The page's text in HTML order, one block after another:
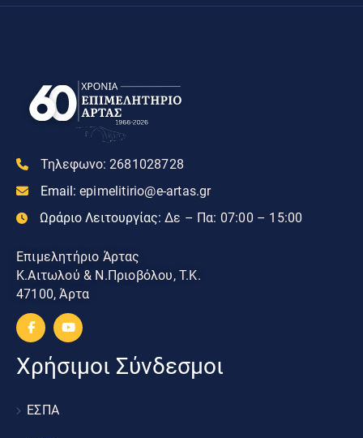
Τηλεφωνο: 2681028728
Email: epimelitirio@e-artas.gr
Ωράριο Λειτουργίας: Δε – Πα: 07:00 – 15:00
Επιμελητήριο Άρτας
Κ.Αιτωλού & Ν.Πριοβόλου, Τ.Κ.
47100, Άρτα
Χρήσιμοι Σύνδεσμοι
ΕΣΠΑ